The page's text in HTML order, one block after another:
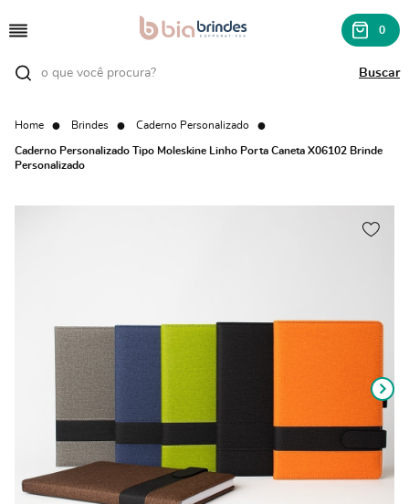
0
Home Brindes Caderno Personalizado
Caderno Personalizado Tipo Moleskine Linho Porta Caneta X06102 Brinde
Personalizado